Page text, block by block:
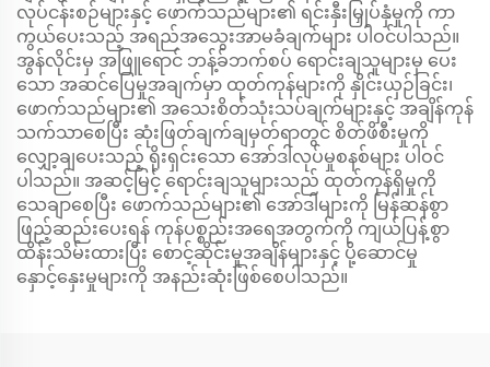
လုပ်ငန်းစဉ်များနှင့် ဖောက်သည်များ၏ ရင်းနှီးမြှုပ်နှံမှုကို ကာ
ကွယ်ပေးသည့် အရည်အသွေးအာမခံချက်များ ပါဝင်ပါသည်။
အွန်လိုင်းမှ အဖြူရောင် ဘန့်ခ်ဘက်စပ် ရောင်းချသူများမှ ပေး
သော အဆင်ပြေမှုအချက်မှာ ထုတ်ကုန်များကို နှိုင်းယှဉ်ခြင်း၊
ဖောက်သည်များ၏ အသေးစိတ်သုံးသပ်ချက်များနှင့် အချိန်ကုန်
သက်သာစေပြီး ဆုံးဖြတ်ချက်ချမှတ်ရာတွင် စိတ်ဖိစီးမှုကို
လျှော့ချပေးသည့် ရိုးရှင်းသော အော်ဒါလုပ်မှုစနစ်များ ပါဝင်
ပါသည်။ အဆင့်မြင့် ရောင်းချသူများသည် ထုတ်ကုန်ရှိမှုကို
သေချာစေပြီး ဖောက်သည်များ၏ အော်ဒါများကို မြန်ဆန်စွာ
ဖြည့်ဆည်းပေးရန် ကုန်ပစ္စည်းအရေအတွက်ကို ကျယ်ပြန့်စွာ
ထိန်းသိမ်းထားပြီး စောင့်ဆိုင်းမှုအချိန်များနှင့် ပို့ဆောင်မှု
နှောင့်နှေးမှုများကို အနည်းဆုံးဖြစ်စေပါသည်။